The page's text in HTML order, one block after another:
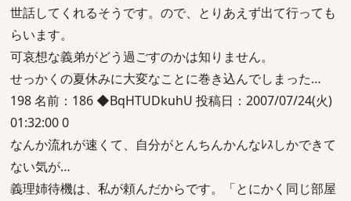
世話してくれるそうです。ので、とりあえず出て行っても
らいます。
可哀想な義弟がどう過ごすのかは知りません。
せっかくの夏休みに大変なことに巻き込んでしまった…
198 名前：186 ◆BqHTUDkuhU 投稿日：2007/07/24(火)
01:32:00 0
なんか流れが速くて、自分がとんちんかんなﾚｽしかできて
ない気が…
義理姉待機は、私が頼んだからです。「とにかく同じ部屋